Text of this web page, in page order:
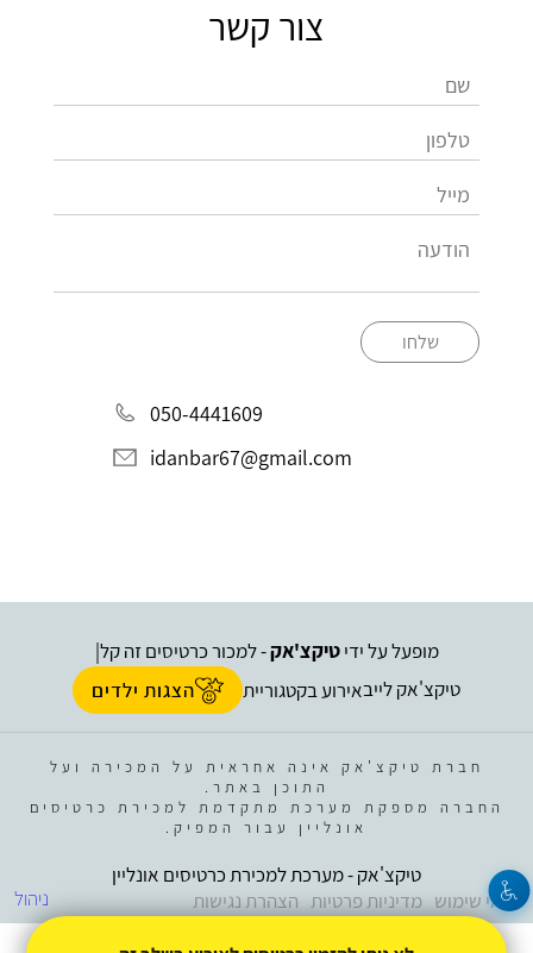
צור קשר
שלחו
050-4441609
idanbar67@gmail.com
מופעל על ידיטיקצ'אק- למכור כרטיסים זה קל|
טיקצ'אק לייבאירוע בקטגוריית הצגות ילדים
חברת טיקצ'אק אינה אחראית על המכירה ועל
התוכן באתר.
החברה מספקת מערכת מתקדמת למכירת כרטיסים
אונליין עבור המפיק.
ניהול
טיקצ'אק - מערכת למכירת כרטיסים אונליין
תנאי שימוש מדיניות פרטיות הצהרת נגישות